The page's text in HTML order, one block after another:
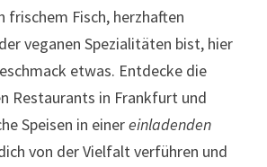
frischem Fisch, herzhaften
veganen Spezialitäten bist, hier
etwas. Entdecke die
Restaurants in Frankfurt und
Speisen in einereinladenden
von der Vielfalt verführen und